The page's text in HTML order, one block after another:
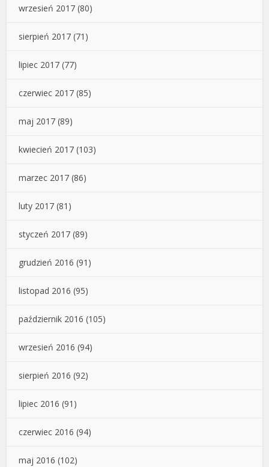
wrzesień 2017 (80)
sierpień 2017 (71)
lipiec 2017 (77)
czerwiec 2017 (85)
maj 2017 (89)
kwiecień 2017 (103)
marzec 2017 (86)
luty 2017 (81)
styczeń 2017 (89)
grudzień 2016 (91)
listopad 2016 (95)
październik 2016 (105)
wrzesień 2016 (94)
sierpień 2016 (92)
lipiec 2016 (91)
czerwiec 2016 (94)
maj 2016 (102)